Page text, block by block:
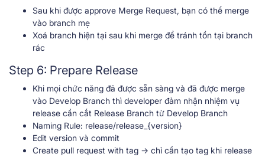
Sau khi được approve Merge Request, bạn có thể merge
vào branch mẹ
Xoá branch hiện tại sau khi merge để tránh tồn tại branch
rác
Step 6: Prepare Release
Khi mọi chức năng đã được sẵn sàng và đã được merge
vào Develop Branch thì developer đảm nhận nhiệm vụ
release cần cắt Release Branch từ Develop Branch
Naming Rule: release/release_{version}
Edit version và commit
Create pull request with tag -> chỉ cần tạo tag khi release